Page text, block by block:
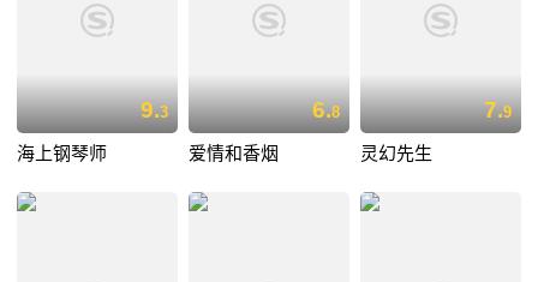
9.3
海上钢琴师
6.8
爱情和香烟
7.9
灵幻先生